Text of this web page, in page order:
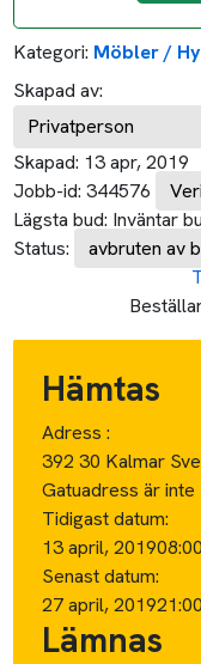
Kategori: Möbler /
Skapad av:
Privatperson
Skapad: 13 apr, 2019
Jobb-id: 344576
Lägsta bud: Inväntar
Status:
avbruten av
Hämtas
Adress :
392 30 Kalmar
Gatuadress är
Tidigast datum:
13 april, 201908:00
Senast datum:
27 april, 201921:00
Lämnas